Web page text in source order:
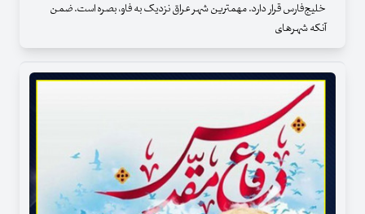
خلیج‌فارس قرار دارد. مهمترین شهر عراق نزدیک به فاو، بصره است. ضمن
آنکه شهرهای